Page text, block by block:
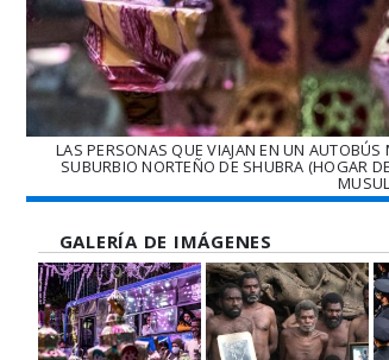
LAS PERSONAS QUE VIAJAN EN UN
SUBURBIO NORTEÑO DE SHUBRA (HOGAR
GALERÍA DE IMÁGENES